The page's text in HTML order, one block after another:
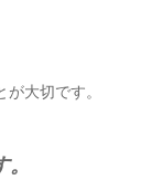
大切です。